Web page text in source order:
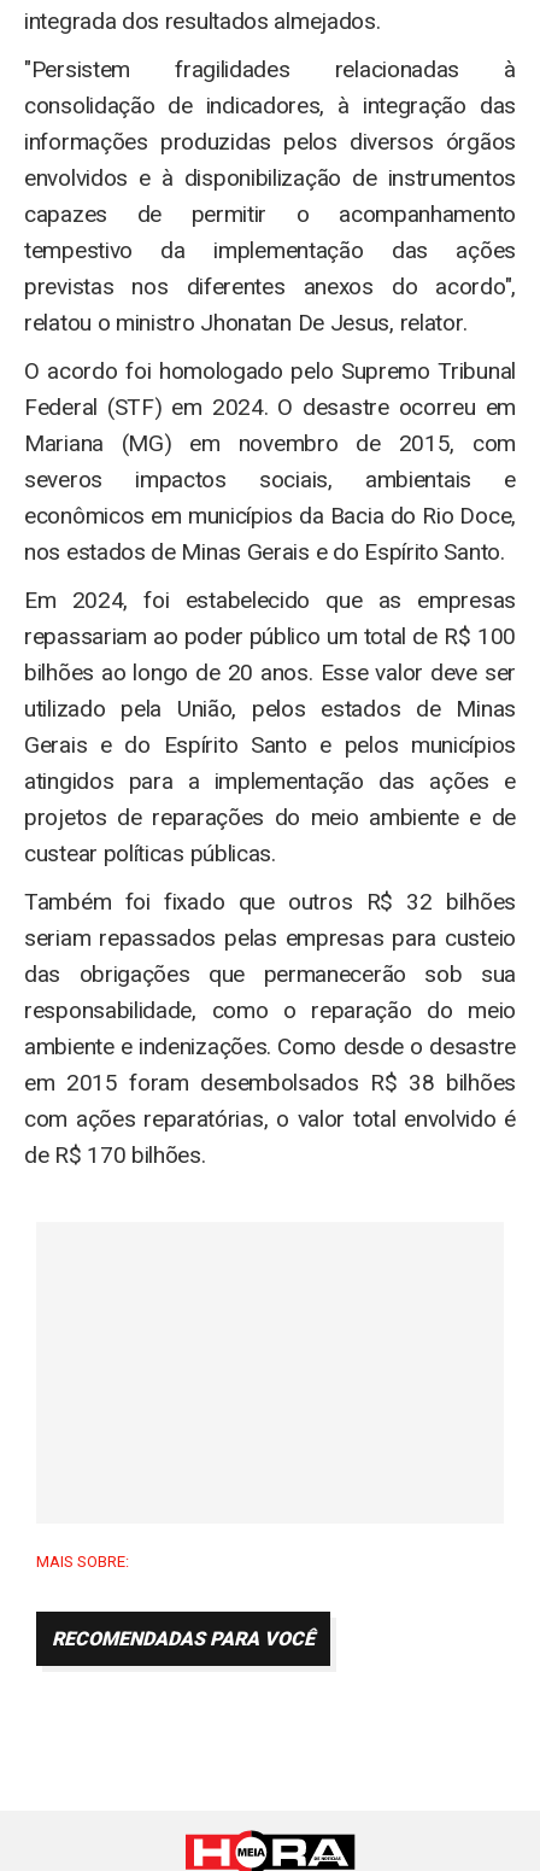
integrada dos resultados almejados.
"Persistem fragilidades relacionadas à
consolidação de indicadores, à integração das
informações produzidas pelos diversos órgãos
envolvidos e à disponibilização de instrumentos
capazes de permitir o acompanhamento
tempestivo da implementação das ações
previstas nos diferentes anexos do acordo",
relatou o ministro Jhonatan De Jesus, relator.
O acordo foi homologado pelo Supremo Tribunal
Federal (STF) em 2024. O desastre ocorreu em
Mariana (MG) em novembro de 2015, com
severos impactos sociais, ambientais e
econômicos em municípios da Bacia do Rio Doce,
nos estados de Minas Gerais e do Espírito Santo.
Em 2024, foi estabelecido que as empresas
repassariam ao poder público um total de R$ 100
bilhões ao longo de 20 anos. Esse valor deve ser
utilizado pela União, pelos estados de Minas
Gerais e do Espírito Santo e pelos municípios
atingidos para a implementação das ações e
projetos de reparações do meio ambiente e de
custear políticas públicas.
Também foi fixado que outros R$ 32 bilhões
seriam repassados pelas empresas para custeio
das obrigações que permanecerão sob sua
responsabilidade, como o reparação do meio
ambiente e indenizações. Como desde o desastre
em 2015 foram desembolsados R$ 38 bilhões
com ações reparatórias, o valor total envolvido é
de R$ 170 bilhões.
MAIS SOBRE:
RECOMENDADAS PARA VOCÊ